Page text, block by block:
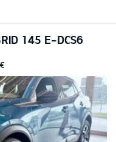
145 E-DCS6